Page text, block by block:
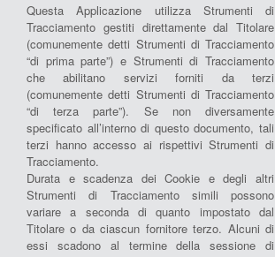
Questa Applicazione utilizza Strumenti di
Tracciamento gestiti direttamente dal Titolare
(comunemente detti Strumenti di Tracciamento
“di prima parte”) e Strumenti di Tracciamento
che abilitano servizi forniti da terzi
(comunemente detti Strumenti di Tracciamento
“di terza parte”). Se non diversamente
specificato all’interno di questo documento, tali
terzi hanno accesso ai rispettivi Strumenti di
Tracciamento.
Durata e scadenza dei Cookie e degli altri
Strumenti di Tracciamento simili possono
variare a seconda di quanto impostato dal
Titolare o da ciascun fornitore terzo. Alcuni di
essi scadono al termine della sessione di